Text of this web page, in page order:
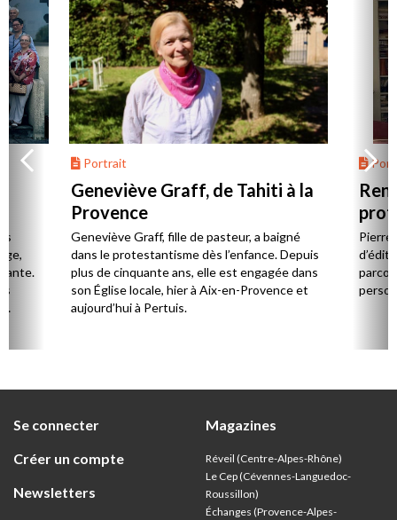
Portrait
Geneviève Graff, de Tahiti à la
Provence
Geneviève Graff, fille de pasteur, a baigné
dans le protestantisme dès l’enfance. Depuis
plus de cinquante ans, elle est engagée dans
son Église locale, hier à Aix-en-Provence et
aujourd’hui à Pertuis.
Se connecter
Créer un compte
Newsletters
Magazines
Réveil (Centre-Alpes-Rhône)
Le Cep (Cévennes-Languedoc-
Roussillon)
Échanges (Provence-Alpes-